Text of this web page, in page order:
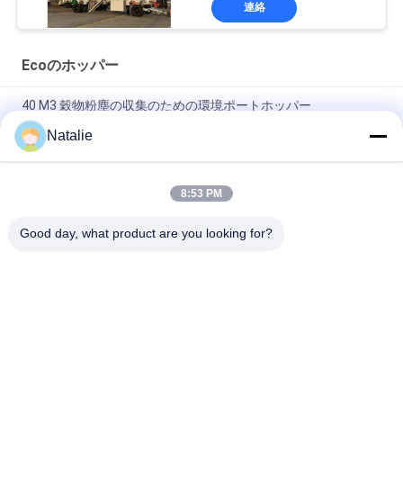
連絡
Ecoのホッパー
40 M3 穀物粉塵の収集のための環境ポートホッパー
移動式サイクロン フィルターEcoのホッパー第一次製品の塵の
証拠左舷750TPH
移動式バッグ フィルタのEcoのホッパー第一次製品の塵の証拠
Natalie
8:53 PM
Good day, what product are you looking for?